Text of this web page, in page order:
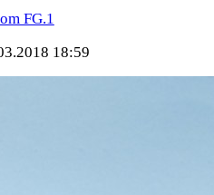
FG.1
18:59